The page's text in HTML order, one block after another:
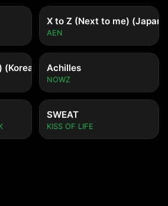
X to Z (Next to me)
AEN
(Korean ver.)Achilles
NOWZ
SWEAT
KISS OF LIFE